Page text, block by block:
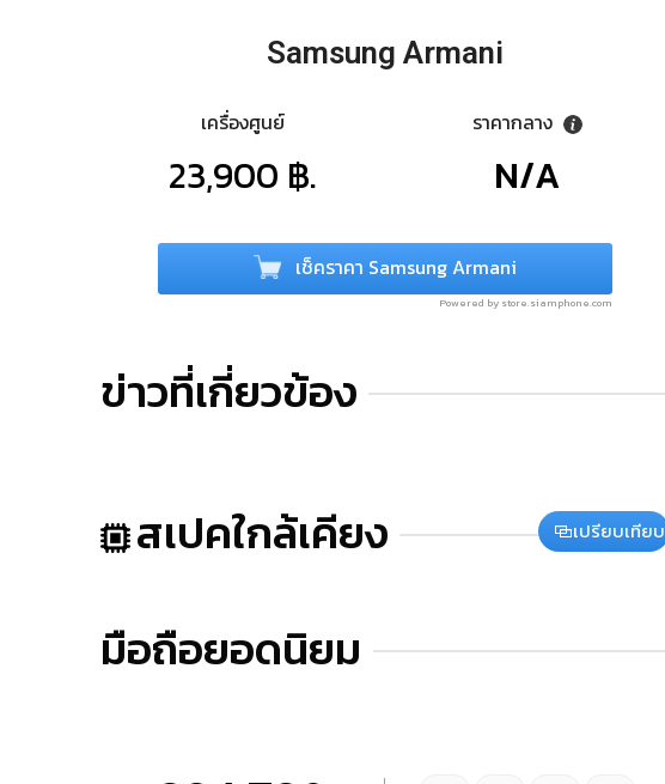
Samsung Armani
เครื่องศูนย์
23,900 ฿.
ราคากลาง
N/A
เช็คราคา Samsung Armani
Powered by store.siamphone.com
ข่าวที่เกี่ยวข้อง
สเปคใกล้เคียง เปรียบเทียบ
มือถือยอดนิยม